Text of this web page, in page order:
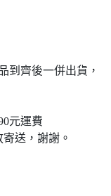
到齊後一併出貨，
元運費
送，謝謝。